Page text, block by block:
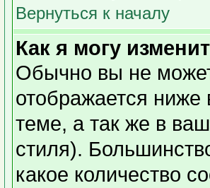
Вернуться к началу
Как я могу
Обычно вы не
отображается
теме, а так же в
стиля).
какое количество